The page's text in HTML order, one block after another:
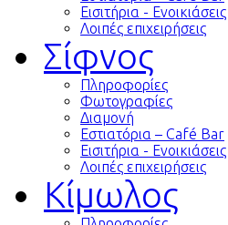
Εισιτήρια - Ενοικιάσεις
Λοιπές επιχειρήσεις
Σίφνος
Πληροφορίες
Φωτογραφίες
Διαμονή
Εστιατόρια – Café Bar
Εισιτήρια - Ενοικιάσεις
Λοιπές επιχειρήσεις
Κίμωλος